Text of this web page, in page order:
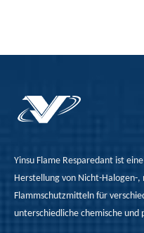
Die Merkmale, die wir
Yinsu Flame Resparedant ist
Herstellung von Nicht-Halogen-
Flammschutzmitteln für
unterschiedliche chemische und